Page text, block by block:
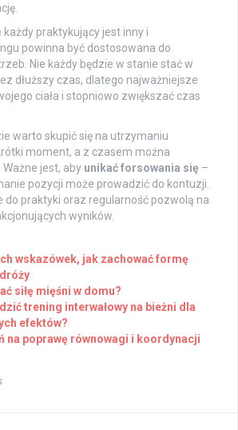
praktykujący jest inny i
powinna być dostosowana do
Nie każdy będzie w stanie stać w
dłuższy czas, dlatego najważniejsze
ciała i stopniowo zwiększać czas
warto skupić się na utrzymaniu
moment, a z czasem można
jest, aby unikać forsowania się –
pozycji może prowadzić do kontuzji.
do praktyki oraz regularność pozwolą na
wyników.
wskazówek, jak zachować formę
siłę mięśni w domu?
trening interwałowy na bieżni dla
efektów?
na poprawę równowagi i koordynacji